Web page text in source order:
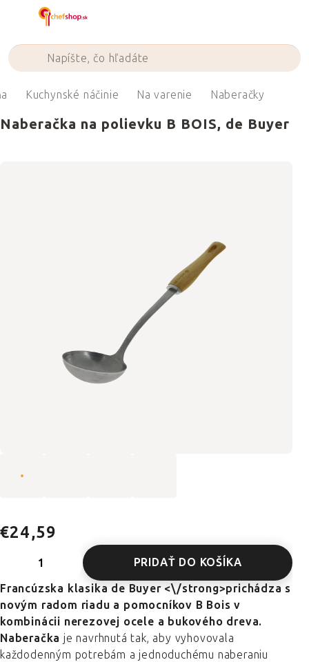
Kuchynské náčinie Na varenie Naberačky
Naberačka na polievku B BOIS, de Buyer
€24,59
PRIDAŤ DO KOŠÍKA
Francúzska klasika de Buyer <\/strong>prichádza s
novým radom riadu a pomocníkov B Bois v
kombinácii nerezovej ocele a bukového dreva.
Naberačka je navrhnutá tak, aby vyhovovala
každodenným potrebám a jednoduchému naberaniu